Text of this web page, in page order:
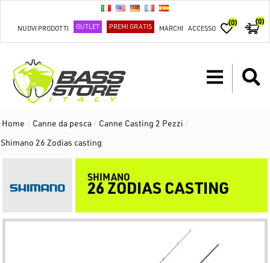
NUOVI PRODOTTI OUTLET PREMI GRATIS MARCHI ACCESSO
(0) (0)
Home / Canne da pesca / Canne Casting 2 Pezzi /
Shimano 26 Zodias casting
SHIMANO
26 ZODIAS CASTING